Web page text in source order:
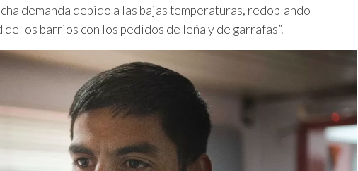
demanda debido a las bajas temperaturas, redoblando
los barrios con los pedidos de leña y de garrafas”.